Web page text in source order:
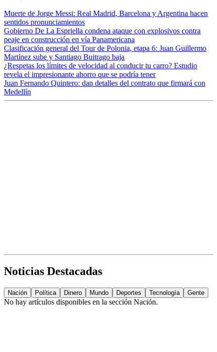
Muerte de Jorge Messi: Real Madrid, Barcelona y Argentina hacen
sentidos pronunciamientos
Gobierno De La Espriella condena ataque con explosivos contra
peaje en construcción en vía Panamericana
Clasificación general del Tour de Polonia, etapa 6: Juan Guillermo
Martínez sube y Santiago Buitrago baja
¿Respetas los límites de velocidad al conducir tu carro? Estudio
revela el impresionante ahorro que se podría tener
Juan Fernando Quintero: dan detalles del contrato que firmará con
Medellín
Noticias Destacadas
Nación Política Dinero Mundo Deportes Tecnología Gente
No hay artículos disponibles en la sección Nación.